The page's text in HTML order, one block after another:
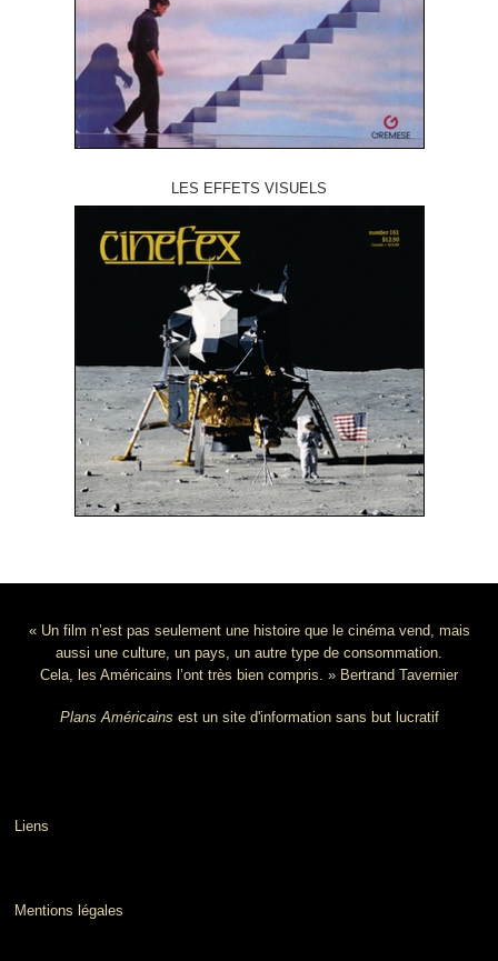
LES EFFETS VISUELS
« Un film n’est pas seulement une histoire que le cinéma vend, mais
aussi une culture, un pays, un autre type de consommation.
Cela, les Américains l’ont très bien compris. » Bertrand Tavernier
Plans Américains est un site d'information sans but lucratif
Liens
Mentions légales